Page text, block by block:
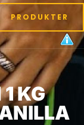
PRODUKTER
KG